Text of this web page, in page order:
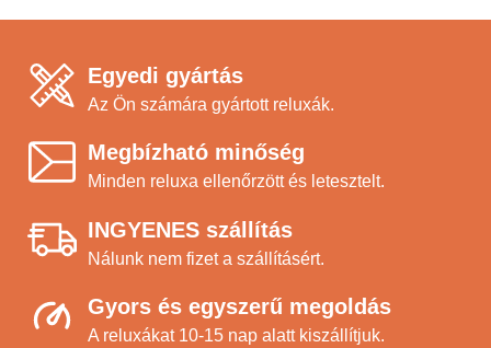
Egyedi gyártás
Az Ön számára gyártott reluxák.
Megbízható minőség
Minden reluxa ellenőrzött és letesztelt.
INGYENES szállítás
Nálunk nem fizet a szállításért.
Gyors és egyszerű megoldás
A reluxákat 10-15 nap alatt kiszállítjuk.